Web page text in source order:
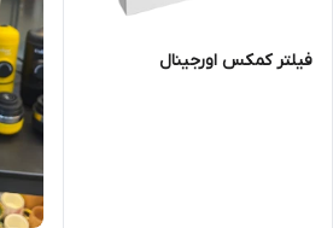
فیلتر کمکس اورجینال